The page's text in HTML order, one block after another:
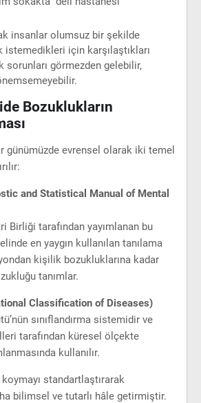
insanlar olumsuz bir şekilde
istemedikleri için karşılaştıkları
görmezden gelebilir,
Bozuklukların
günümüzde evrensel olarak iki temel
and Statistical Manual of Mental
Birliği tarafından yayımlanan bu
en yaygın kullanılan tanılama
kişilik bozukluklarına kadar
tanımlar.
Classification of Diseases)
sınıflandırma sistemidir ve
tarafından küresel ölçekte
kullanılır.
standartlaştırarak
bilimsel ve tutarlı hâle getirmiştir.